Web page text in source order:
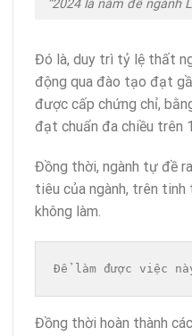
“2024 là năm để ngành
Đó là, duy trì tỷ lệ thất
động qua đào tạo đạt
được cấp chứng chỉ,
đạt chuẩn đa chiều trên
Đồng thời, ngành tự đề
tiêu của ngành, trên tinh
không làm.
Để làm được việc
Đồng thời hoàn thành